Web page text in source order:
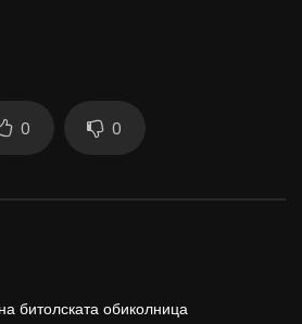
0 0
битолската обиколница